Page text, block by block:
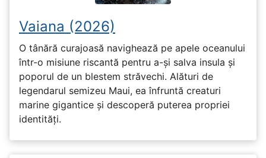
Vaiana (2026)
O tânără curajoasă navighează pe apele oceanului
într-o misiune riscantă pentru a-și salva insula și
poporul de un blestem străvechi. Alături de
legendarul semizeu Maui, ea înfruntă creaturi
marine gigantice și descoperă puterea propriei
identități.